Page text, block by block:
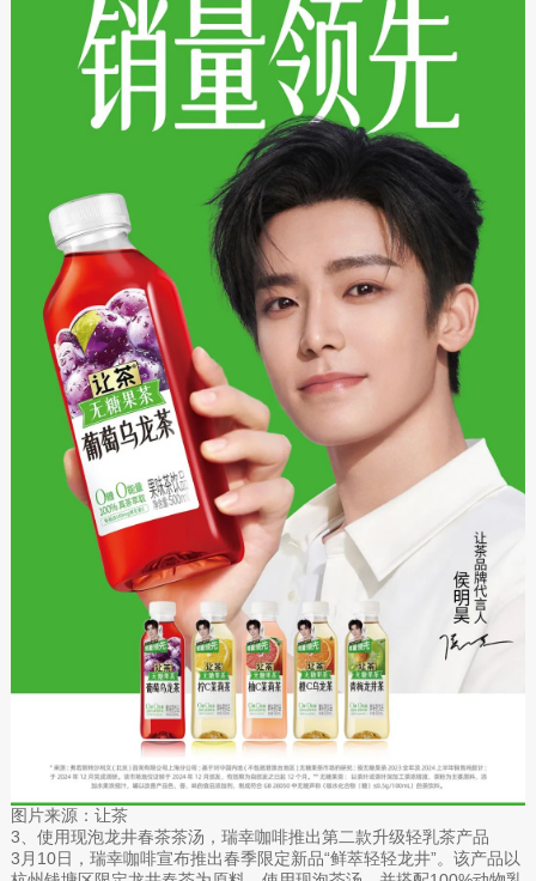
图片来源：让茶
3、使用现泡龙井春茶茶汤，瑞幸咖啡推出第二款升级轻乳茶产品
3月10日，瑞幸咖啡宣布推出春季限定新品“鲜萃轻轻龙井”。该产品以